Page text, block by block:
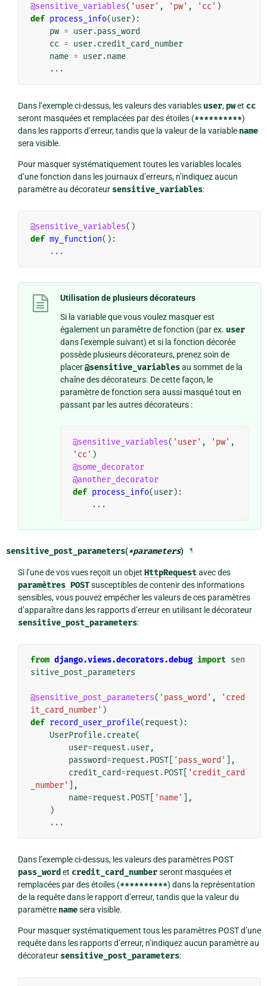
@sensitive_variables( 'user' , 'pw' , 'cc' )
def process_info(user):
pw = user.pass_word
cc = user.credit_card_number
name = user.name
...
Dans l’exemple ci-dessus, les valeurs des variables user, pwet cc
seront masquées et remplacées par des étoiles (**********)
dans les rapports d’erreur, tandis que la valeur de la variable name
sera visible.
Pour masquer systématiquement toutes les variables locales
d’une fonction dans les journaux d’erreurs, n’indiquez aucun
paramètre au décorateur sensitive_variables:
@sensitive_variables()
def my_function():
...
Utilisation de plusieurs décorateurs
Si la variable que vous voulez masquer est
également un paramètre de fonction (par ex. user
dans l’exemple suivant) et si la fonction décorée
possède plusieurs décorateurs, prenez soin de
placer@sensitive_variablesau sommet de la
chaîne des décorateurs. De cette façon, le
paramètre de fonction sera aussi masqué tout en
passant par les autres décorateurs :
@sensitive_variables( 'user' , 'pw' ,
'cc' )
@some_decorator
@another_decorator
def process_info(user):
...
sensitive_post_parameters(*parameters) ¶
Si l’une de vos vues reçoit un objet HttpRequestavec des
paramètres POSTsusceptibles de contenir des informations
sensibles, vous pouvez empêcher les valeurs de ces paramètres
d’apparaître dans les rapports d’erreur en utilisant le décorateur
sensitive_post_parameters:
from django.views.decorators.debug import sen
sitive_post_parameters
@sensitive_post_parameters( 'pass_word' ,
'cred
it_card_number' )
def record_user_profile(request ):
UserProfile.create(
user=request .user,
password=request .POST[ 'pass_word'
],
credit_card=request .POST[
'credit_card
_number'
],
name=request .POST[ 'name'
],
)
...
Dans l’exemple ci-dessus, les valeurs des paramètres POST
pass_word et credit_card_numberseront masquées et
remplacées par des étoiles (**********) dans la représentation
de la requête dans le rapport d’erreur, tandis que la valeur du
paramètre namesera visible.
Pour masquer systématiquement tous les paramètres POST d’une
requête dans les rapports d’erreur, n’indiquez aucun paramètre au
décorateur sensitive_post_parameters: